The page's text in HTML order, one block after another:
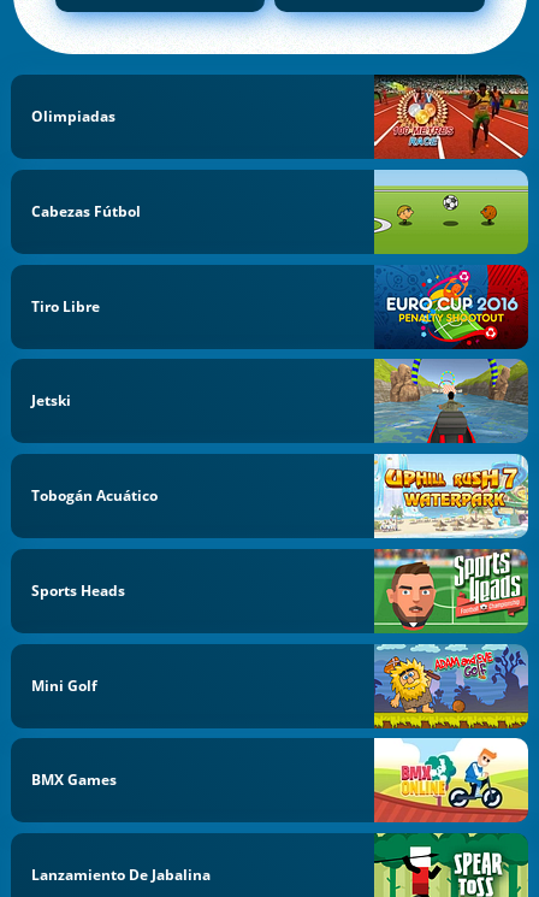
Olimpiadas
Cabezas Fútbol
Tiro Libre
Jetski
Tobogán Acuático
Sports Heads
Mini Golf
BMX Games
Lanzamiento De Jabalina